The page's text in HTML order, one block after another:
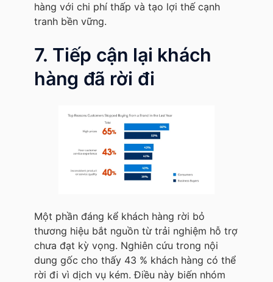
hàng với chi phí thấp và tạo lợi thế cạnh
tranh bền vững.
7. Tiếp cận lại khách
hàng đã rời đi
Một phần đáng kể khách hàng rời bỏ
thương hiệu bắt nguồn từ trải nghiệm hỗ trợ
chưa đạt kỳ vọng. Nghiên cứu trong nội
dung gốc cho thấy 43 % khách hàng có thể
rời đi vì dịch vụ kém. Điều này biến nhóm